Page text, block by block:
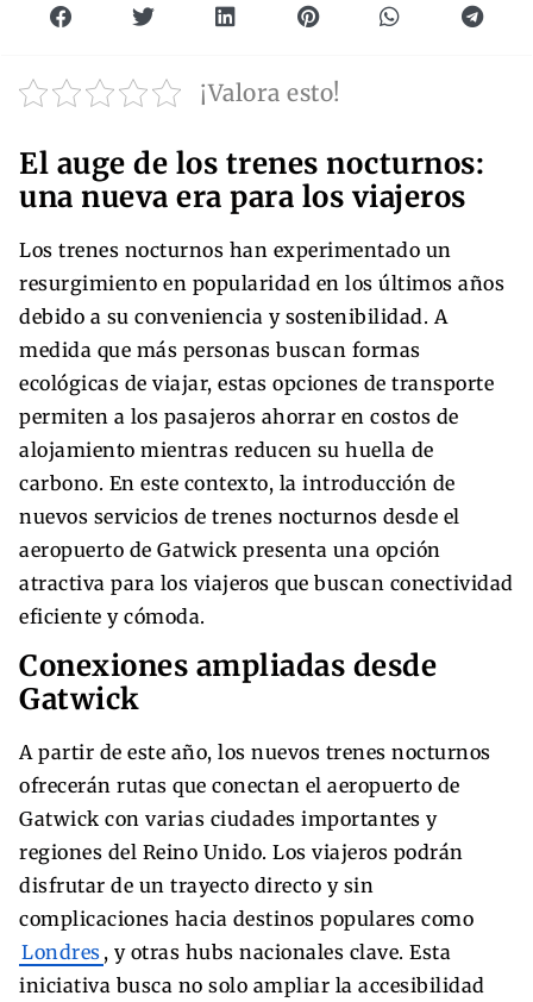
¡Valora esto!
El auge de los trenes nocturnos:
una nueva era para los viajeros
Los trenes nocturnos han experimentado un
resurgimiento en popularidad en los últimos años
debido a su conveniencia y sostenibilidad. A
medida que más personas buscan formas
ecológicas de viajar, estas opciones de transporte
permiten a los pasajeros ahorrar en costos de
alojamiento mientras reducen su huella de
carbono. En este contexto, la introducción de
nuevos servicios de trenes nocturnos desde el
aeropuerto de Gatwick presenta una opción
atractiva para los viajeros que buscan conectividad
eficiente y cómoda.
Conexiones ampliadas desde
Gatwick
A partir de este año, los nuevos trenes nocturnos
ofrecerán rutas que conectan el aeropuerto de
Gatwick con varias ciudades importantes y
regiones del Reino Unido. Los viajeros podrán
disfrutar de un trayecto directo y sin
complicaciones hacia destinos populares como
Londres , y otras hubs nacionales clave. Esta
iniciativa busca no solo ampliar la accesibilidad